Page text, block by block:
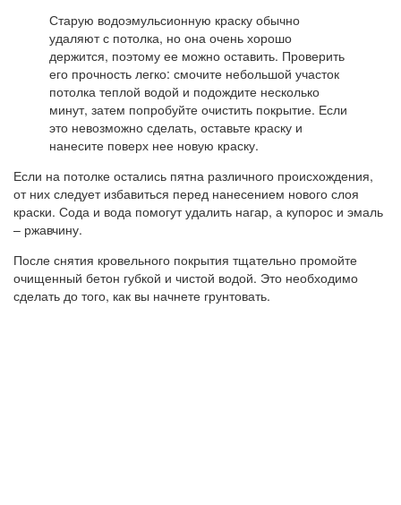
Старую водоэмульсионную краску обычно
удаляют с потолка, но она очень хорошо
держится, поэтому ее можно оставить. Проверить
его прочность легко: смочите небольшой участок
потолка теплой водой и подождите несколько
минут, затем попробуйте очистить покрытие. Если
это невозможно сделать, оставьте краску и
нанесите поверх нее новую краску.
Если на потолке остались пятна различного происхождения,
от них следует избавиться перед нанесением нового слоя
краски. Сода и вода помогут удалить нагар, а купорос и эмаль
– ржавчину.
После снятия кровельного покрытия тщательно промойте
очищенный бетон губкой и чистой водой. Это необходимо
сделать до того, как вы начнете грунтовать.